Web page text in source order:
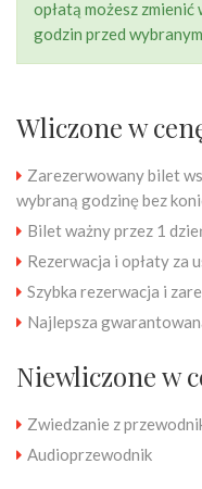
opłatą możesz
godzin przed
Wliczone w
Zarezerwowany bilet
wybraną godzinę bez
Bilet ważny przez 1
Rezerwacja i opłaty za
Szybka rezerwacja i
Najlepsza
Niewliczone w
Zwiedzanie z
Audioprzewodnik